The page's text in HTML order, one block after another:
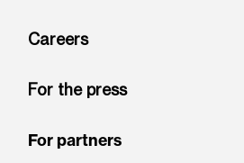
Careers
For the press
For partners